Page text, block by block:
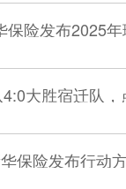
保险发布2025
大胜宿迁队
保险发布行动